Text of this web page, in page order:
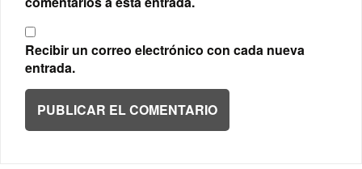
Recibir un correo electrónico con cada nueva
entrada.